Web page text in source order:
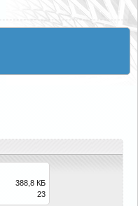
388,8 КБ
23